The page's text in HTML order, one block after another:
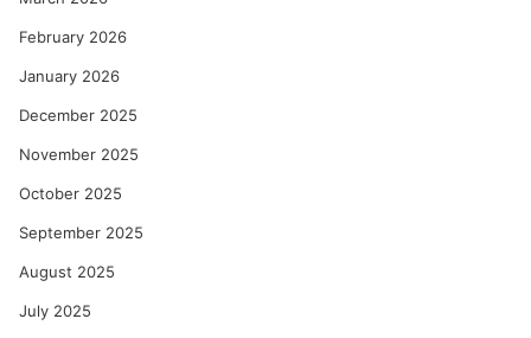
February 2026
January 2026
December 2025
November 2025
October 2025
September 2025
August 2025
July 2025